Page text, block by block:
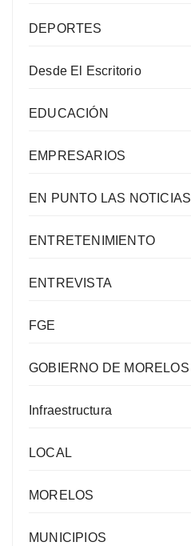
DEPORTES
Desde El Escritorio
EDUCACIÓN
EMPRESARIOS
EN PUNTO LAS NOTICIAS
ENTRETENIMIENTO
ENTREVISTA
FGE
GOBIERNO DE MORELOS
Infraestructura
LOCAL
MORELOS
MUNICIPIOS